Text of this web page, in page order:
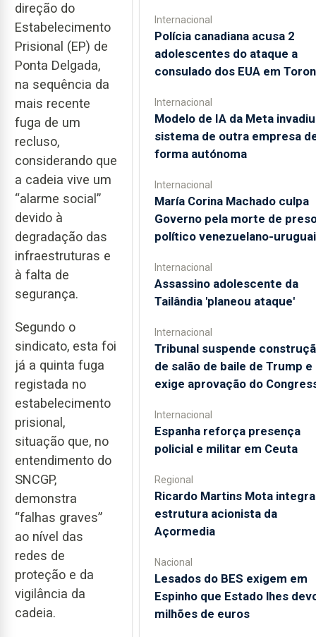
direção do
Estabelecimento
Prisional (EP) de
Ponta Delgada,
na sequência da
mais recente
fuga de um
recluso,
considerando que
a cadeia vive um
“alarme social”
devido à
degradação das
infraestruturas e
à falta de
segurança.
Segundo o
sindicato, esta foi
já a quinta fuga
registada no
estabelecimento
prisional,
situação que, no
entendimento do
SNCGP,
demonstra
“falhas graves”
ao nível das
redes de
proteção e da
vigilância da
cadeia.
Internacional
Polícia canadiana acusa 2
adolescentes do ataque a
consulado dos EUA em
Internacional
Modelo de IA da Meta invadiu
sistema de outra empresa
forma autónoma
Internacional
María Corina Machado culpa
Governo pela morte de
político venezuelano-
Internacional
Assassino adolescente da
Tailândia 'planeou ataque'
Internacional
Tribunal suspende
de salão de baile de Trump e
exige aprovação do
Internacional
Espanha reforça presença
policial e militar em Ceuta
Regional
Ricardo Martins Mota
estrutura acionista da
Açormedia
Nacional
Lesados do BES exigem em
Espinho que Estado lhes
milhões de euros